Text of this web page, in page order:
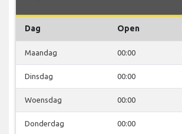
Dag Open
Maandag 00:00
Dinsdag 00:00
Woensdag 00:00
Donderdag 00:00